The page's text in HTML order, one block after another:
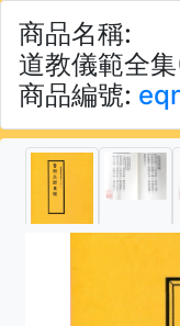
商品名稱:
道教儀範全
商品編號: